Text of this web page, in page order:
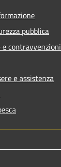
pubblica
contravvenzioni
e assistenza